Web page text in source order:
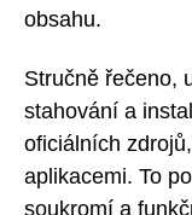
obsahu.
Stručně řečeno,
stahování a
oficiálních
aplikacemi. To
soukromí a